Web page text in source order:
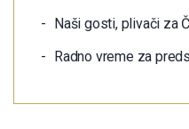
Naši gosti, plivači za
Radno vreme za